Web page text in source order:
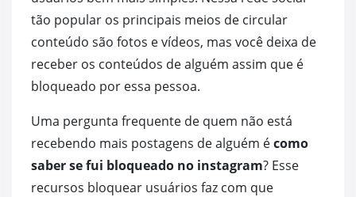
Curtidas TikTok Grátis
Seguidores Tiktok Grátis
Visualizações YouTube
Curtidas Grátis no
tão popular os principais meios de circular
conteúdo são fotos e vídeos, mas você deixa de
receber os conteúdos de alguém assim que é
bloqueado por essa pessoa.
Uma pergunta frequente de quem não está
recebendo mais postagens de alguém écomo
saber se fui bloqueado no instagram? Esse
recursos bloquear usuários faz com que